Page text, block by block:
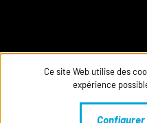
Ce site Web utilise des
expérience
Configurer